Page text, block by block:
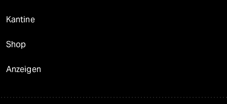
Kantine
Shop
Anzeigen